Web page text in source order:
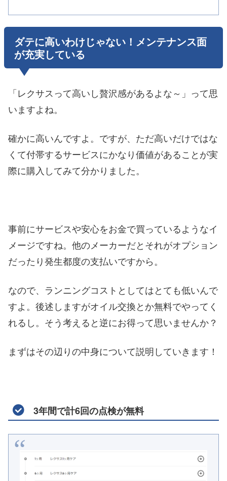
ダテに高いわけじゃない！メンテナンス面
が充実している
「レクサスって高いし贅沢感があるよな～」って思
いますよね。
確かに高いんですよ。ですが、ただ高いだけではな
くて付帯するサービスにかなり価値があることが実
際に購入してみて分かりました。
事前にサービスや安心をお金で買っているようなイ
メージですね。他のメーカーだとそれがオプション
だったり発生都度の支払いですから。
なので、ランニングコストとしてはとても低いんで
すよ。後述しますがオイル交換とか無料でやってく
れるし。そう考えると逆にお得って思いませんか？
まずはその辺りの中身について説明していきます！
3年間で計6回の点検が無料